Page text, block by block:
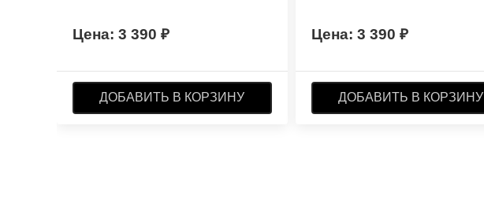
3 390
ДОБАВИТЬ В КОРЗИНУ
3 390
ДОБАВИТЬ В КОРЗИНУ